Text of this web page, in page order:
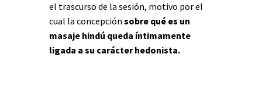
el trascurso de la sesión, motivo por el
cual la concepción sobre qué es un
masaje hindú queda íntimamente
ligada a su carácter hedonista.